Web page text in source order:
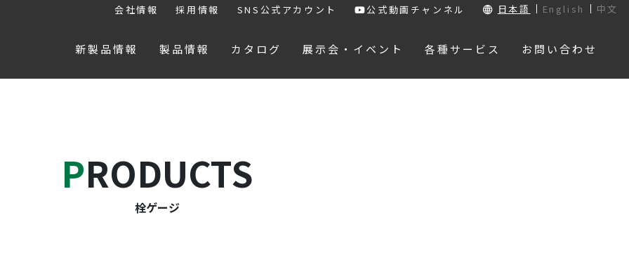
会社情報 採用情報 SNS公式アカウント 公式動画チャンネル 日本語 English 中文
新製品情報 製品情報 カタログ 展示会・イベント 各種サービス お問い合わせ
PRODUCTS
栓ゲージ